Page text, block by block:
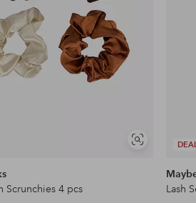
Näytä
Scrunchies 4 pcs
DEAL
Lash